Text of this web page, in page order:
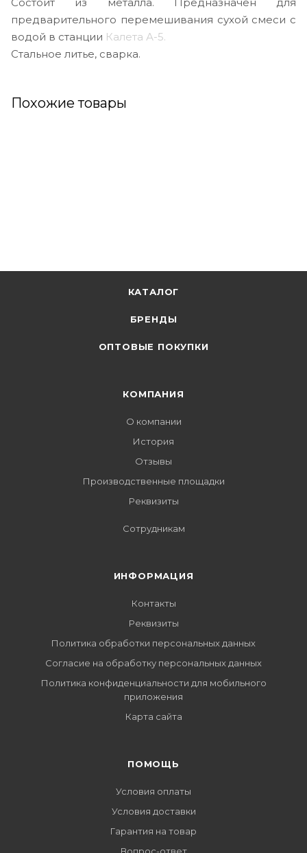
предварительного перемешивания сухой смеси с
водой в станции Калета А-5.
Стальное литье, сварка.
Похожие товары
КАТАЛОГ
БРЕНДЫ
ОПТОВЫЕ ПОКУПКИ
КОМПАНИЯ
О компании
История
Отзывы
Производственные площадки
Реквизиты
Сотрудникам
ИНФОРМАЦИЯ
Контакты
Реквизиты
Политика обработки персональных данных
Согласие на обработку персональных данных
Политика конфиденциальности для мобильного
приложения
Карта сайта
ПОМОЩЬ
Условия оплаты
Условия доставки
Гарантия на товар